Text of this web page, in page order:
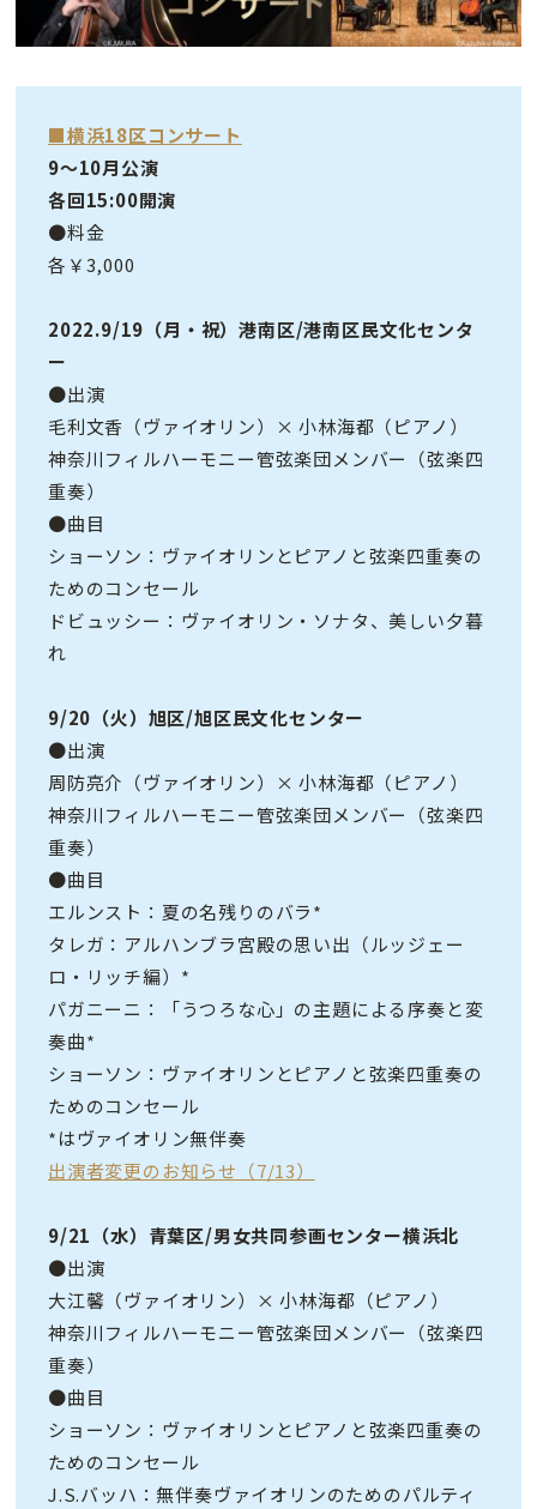
■横浜18区コンサート
9〜10月公演
各回15:00開演
●料金
各￥3,000
2022.9/19（月・祝）港南区/港南区民文化センタ
ー
●出演
毛利文香（ヴァイオリン）× 小林海都（ピアノ）
神奈川フィルハーモニー管弦楽団メンバー（弦楽四
重奏）
●曲目
ショーソン：ヴァイオリンとピアノと弦楽四重奏の
ためのコンセール
ドビュッシー：ヴァイオリン・ソナタ、美しい夕暮
れ
9/20（火）旭区/旭区民文化センター
●出演
周防亮介（ヴァイオリン）× 小林海都（ピアノ）
神奈川フィルハーモニー管弦楽団メンバー（弦楽四
重奏）
●曲目
エルンスト：夏の名残りのバラ*
タレガ：アルハンブラ宮殿の思い出（ルッジェー
ロ・リッチ編）*
パガニーニ：「うつろな心」の主題による序奏と変
奏曲*
ショーソン：ヴァイオリンとピアノと弦楽四重奏の
ためのコンセール
*はヴァイオリン無伴奏
出演者変更のお知らせ（7/13）
9/21（水）青葉区/男女共同参画センター横浜北
●出演
大江馨（ヴァイオリン）× 小林海都（ピアノ）
神奈川フィルハーモニー管弦楽団メンバー（弦楽四
重奏）
●曲目
ショーソン：ヴァイオリンとピアノと弦楽四重奏の
ためのコンセール
J.S.バッハ：無伴奏ヴァイオリンのためのパルティ